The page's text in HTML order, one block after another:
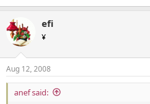
efi
¥
Aug 12, 2008
anef said: